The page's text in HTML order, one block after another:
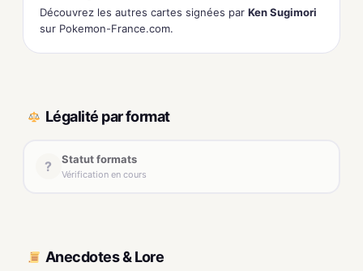
Découvrez les autres cartes signées par Ken Sugimori
sur Pokemon-France.com.
Légalité par format
? Statut formats
Vérification en cours
Anecdotes & Lore